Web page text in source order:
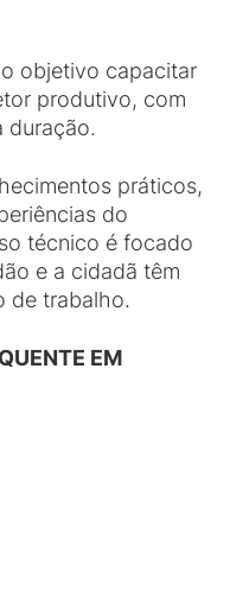
objetivo capacitar
produtivo, com
duração.
práticos,
do
técnico é focado
e a cidadã têm
de trabalho.
EM